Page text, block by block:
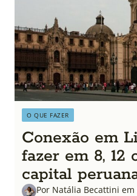
O QUE FAZER
Conexão em
fazer em 8, 12
capital
Por Natália Becattini em